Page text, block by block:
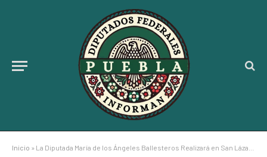
Inicio » La Diputada María de los Ángeles Ballesteros Realizará en San Lázaro el “Foro Vive Saludable, vive Feliz”